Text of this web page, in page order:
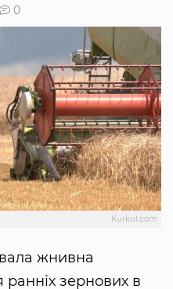
0
Kurkul.com
жнивна
зернових в